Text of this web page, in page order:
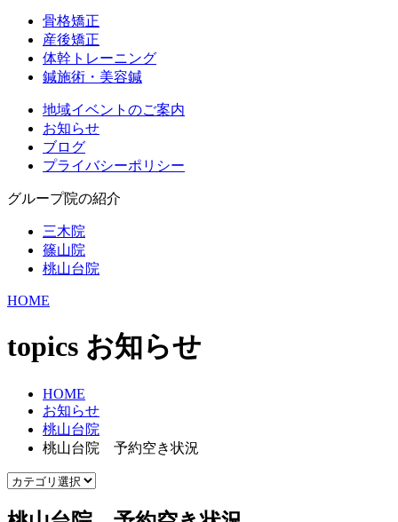
骨格矯正
産後矯正
体幹トレーニング
鍼施術・美容鍼
地域イベントのご案内
お知らせ
ブログ
プライバシーポリシー
グループ院の紹介
三木院
篠山院
桃山台院
HOME
topics お知らせ
HOME
お知らせ
桃山台院
桃山台院 予約空き状況